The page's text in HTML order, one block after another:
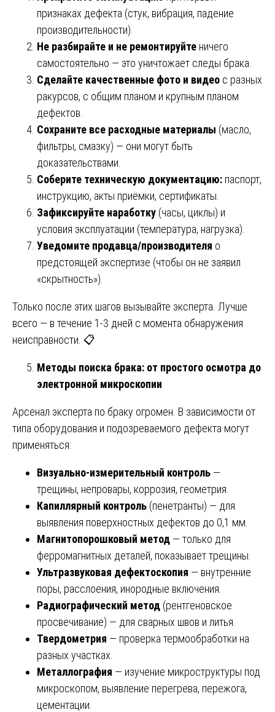
признаках дефекта (стук, вибрация, падение
производительности).
Не разбирайте и не ремонтируйте ничего
самостоятельно — это уничтожает следы брака.
Сделайте качественные фото и видео с разных
ракурсов, с общим планом и крупным планом
дефектов.
Сохраните все расходные материалы (масло,
фильтры, смазку) — они могут быть
доказательствами.
Соберите техническую документацию: паспорт,
инструкцию, акты приёмки, сертификаты.
Зафиксируйте наработку (часы, циклы) и
условия эксплуатации (температура, нагрузка).
Уведомите продавца/производителя о
предстоящей экспертизе (чтобы он не заявил
«скрытность»).
Только после этих шагов вызывайте эксперта. Лучше
всего — в течение 1-3 дней с момента обнаружения
неисправности. 📋
Методы поиска брака: от простого осмотра до
электронной микроскопии
Арсенал эксперта по браку огромен. В зависимости от
типа оборудования и подозреваемого дефекта могут
применяться:
Визуально-измерительный контроль —
трещины, непровары, коррозия, геометрия.
Капиллярный контроль (пенетранты) — для
выявления поверхностных дефектов до 0,1 мм.
Магнитопорошковый метод — только для
ферромагнитных деталей, показывает трещины.
Ультразвуковая дефектоскопия — внутренние
поры, расслоения, инородные включения.
Радиографический метод (рентгеновское
просвечивание) — для сварных швов и литья.
Твердометрия — проверка термообработки на
разных участках.
Металлография — изучение микроструктуры под
микроскопом, выявление перегрева, пережога,
цементации.